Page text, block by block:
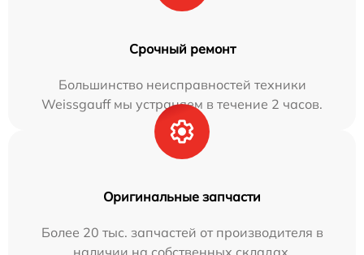
Срочный ремонт
Большинство неисправностей техники
Weissgauff мы устраняем в течение 2 часов.
Оригинальные запчасти
Более 20 тыс. запчастей от производителя в
наличии на собственных складах.